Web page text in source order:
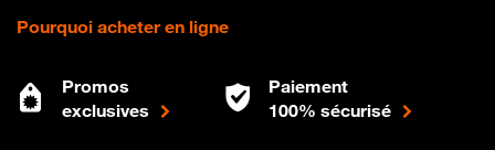
Pourquoi acheter en ligne
Promos
exclusives
Paiement
100% sécurisé